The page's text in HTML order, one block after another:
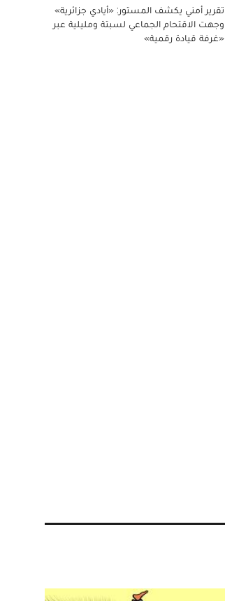
تقرير أمني يكشف المستور: «أيادي جزائرية»
وجهت الاقتحام الجماعي لسبتة ومليلية عبر
«غرفة قيادة رقمية»